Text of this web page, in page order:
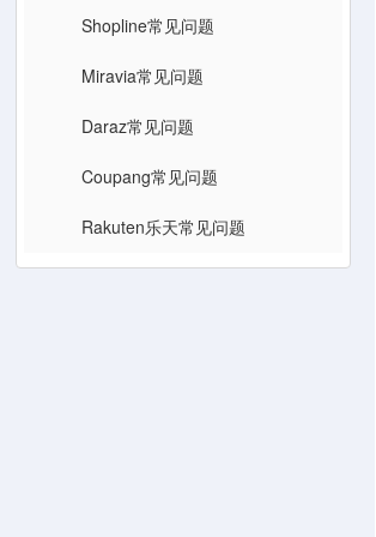
Shopline常见问题
Miravia常见问题
Daraz常见问题
Coupang常见问题
Rakuten乐天常见问题